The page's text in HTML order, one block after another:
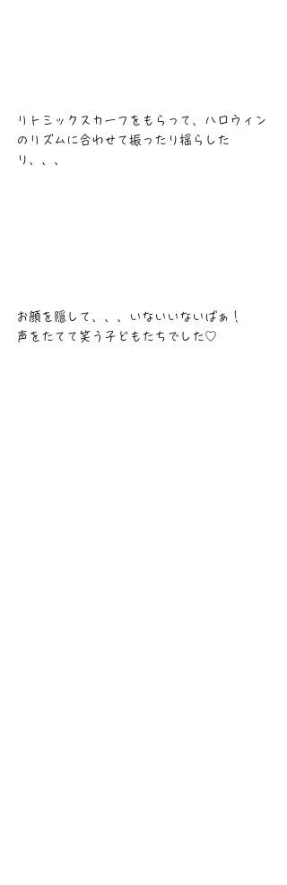
リトミックスカーフをもらって、ハロウィン
のリズムに合わせて振ったり揺らした
り、、、
お顔を隠して、、、いないいないばぁ！
声をたてて笑う子どもたちでした♡